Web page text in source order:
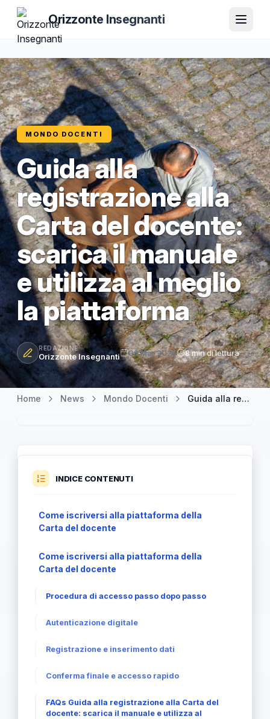
Orizzonte Insegnanti
MONDO DOCENTI
Guida alla
registrazione alla
Carta del docente:
scarica il manuale
e utilizza al meglio
la piattaforma
REDAZIONE
Orizzonte Insegnanti 09 Mar 2026 8 min di lettura
Home News Mondo Docenti Guida alla registrazione alla Carta del docente: scarica il manuale e utilizza al meglio la piattaforma
INDICE CONTENUTI
Come iscriversi alla piattaforma della
Carta del docente
Come iscriversi alla piattaforma della
Carta del docente
Procedura di accesso passo dopo passo
Autenticazione digitale
Registrazione e inserimento dati
Conferma finale e accesso rapido
FAQs Guida alla registrazione alla Carta del
docente: scarica il manuale e utilizza al